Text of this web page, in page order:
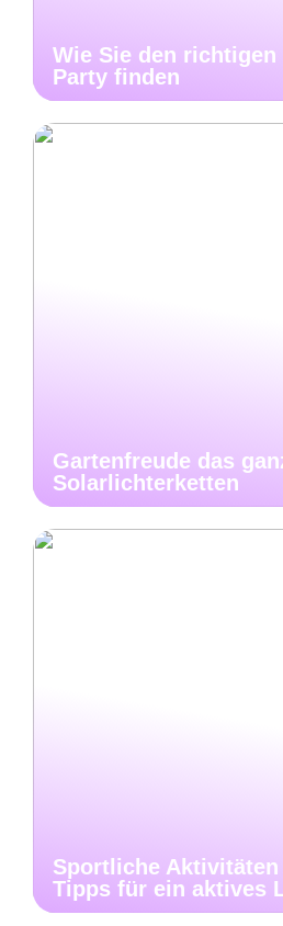
Wie Sie den richtigen
Party finden
Gartenfreude das
Solarlichterketten
Sportliche
Tipps für ein aktives